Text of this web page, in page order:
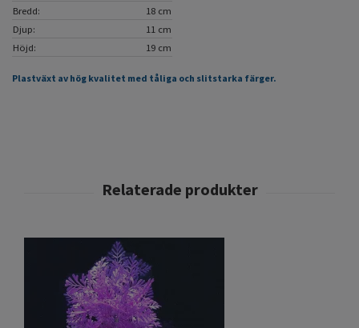
Bredd:
18 cm
Djup:
11 cm
Höjd:
19 cm
Plastväxt av hög kvalitet med tåliga och slitstarka färger.